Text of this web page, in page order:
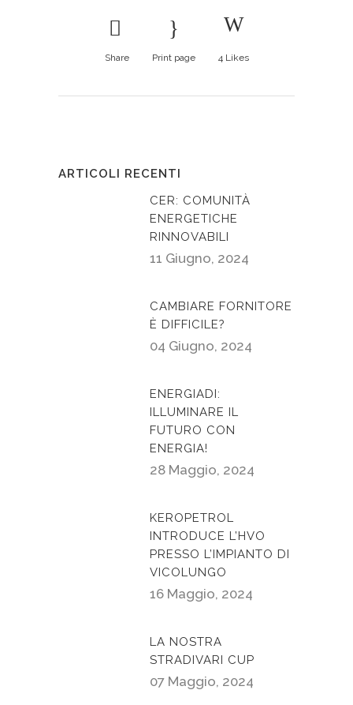
Share Print page 4 Likes
ARTICOLI RECENTI
CER: COMUNITÀ
ENERGETICHE
RINNOVABILI
11 Giugno, 2024
CAMBIARE FORNITORE
È DIFFICILE?
04 Giugno, 2024
ENERGIADI:
ILLUMINARE IL
FUTURO CON
ENERGIA!
28 Maggio, 2024
KEROPETROL
INTRODUCE L’HVO
PRESSO L’IMPIANTO DI
VICOLUNGO
16 Maggio, 2024
LA NOSTRA
STRADIVARI CUP
07 Maggio, 2024